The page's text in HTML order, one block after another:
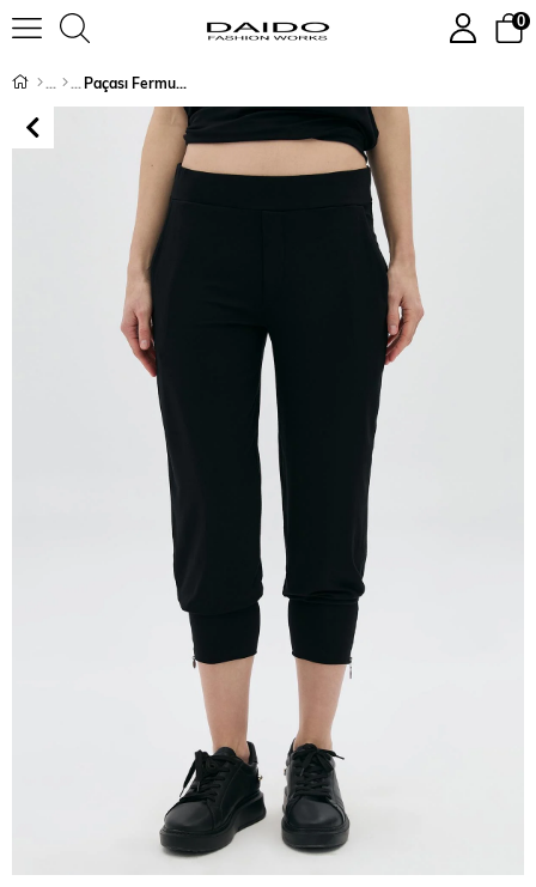
0
Paçası Fermuarlı Basic Kapri